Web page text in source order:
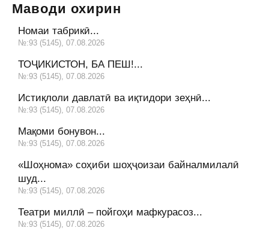
Маводи охирин
Номаи табрикӣ...
№:93 (5145), 07.08.2026
ТОҶИКИСТОН, БА ПЕШ!...
№:93 (5145), 07.08.2026
Истиқлоли давлатӣ ва иқтидори зеҳнӣ...
№:93 (5145), 07.08.2026
Мақоми бонувон...
№:93 (5145), 07.08.2026
«Шоҳнома» соҳиби шоҳҷоизаи байналмилалӣ
шуд...
№:93 (5145), 07.08.2026
Театри миллӣ – пойгоҳи мафкурасоз...
№:93 (5145), 07.08.2026